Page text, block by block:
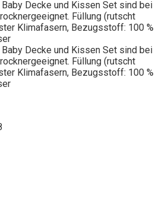
Baby Decke und Kissen Set sind bei
Füllung (rutscht
Klimafasern, Bezugsstoff: 100 %
Baby Decke und Kissen Set sind bei
Füllung (rutscht
Klimafasern, Bezugsstoff: 100 %